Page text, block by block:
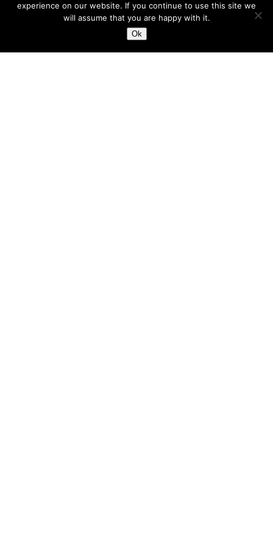
experience on our website. If you continue to use this site we
will assume that you are happy with it.
Ok